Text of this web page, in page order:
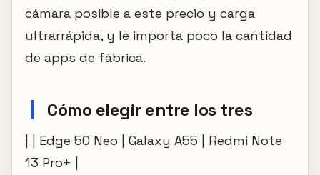
cámara posible a este precio y carga
ultrarrápida, y le importa poco la cantidad
de apps de fábrica.
Cómo elegir entre los tres
| | Edge 50 Neo | Galaxy A55 | Redmi Note
13 Pro+ |